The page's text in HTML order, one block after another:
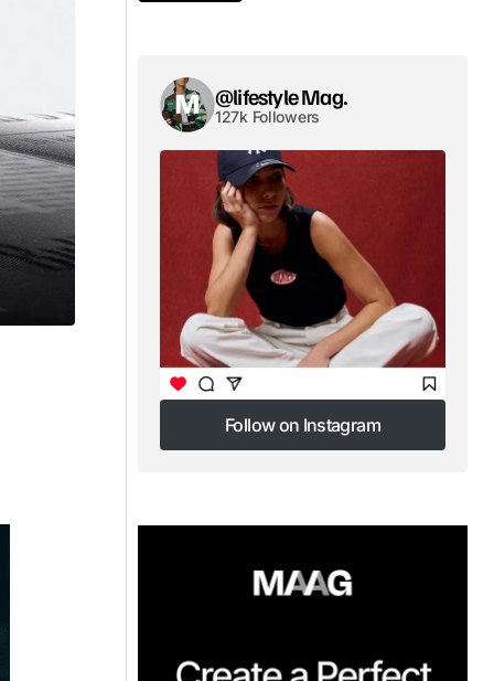
@lifestyle Mag.
127k Followers
Follow on Instagram
Follow on Instagram